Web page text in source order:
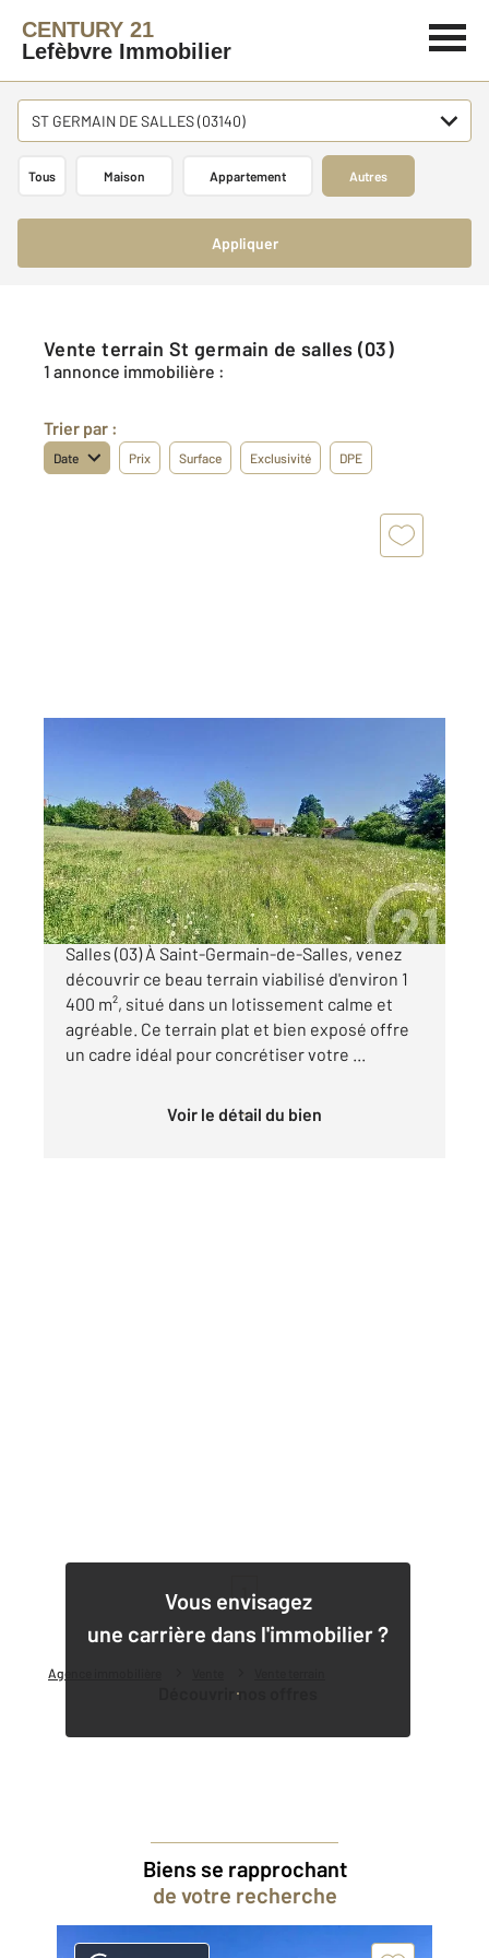
CENTURY 21
Lefèbvre Immobilier
ST GERMAIN DE SALLES (03140)
Tous Maison Appartement Autres
Appliquer
Agence immobilière
Vente terrain St germain de salles (03)
1 annonce immobilière :
Trier par :
Date Prix Surface Exclusivité DPE
Ref : 19944
Terrain à vendre
39 500 €
À vendre Terrain viabilisé à Saint-Germain-de-
Salles (03) À Saint-Germain-de-Salles, venez
découvrir ce beau terrain viabilisé d'environ 1
400 m², situé dans un lotissement calme et
agréable. Ce terrain plat et bien exposé offre
un cadre idéal pour concrétiser votre ...
Voir le détail du bien
Vous envisagez
une carrière dans l'immobilier ?
Découvrir nos offres
Biens se rapprochant
de votre recherche